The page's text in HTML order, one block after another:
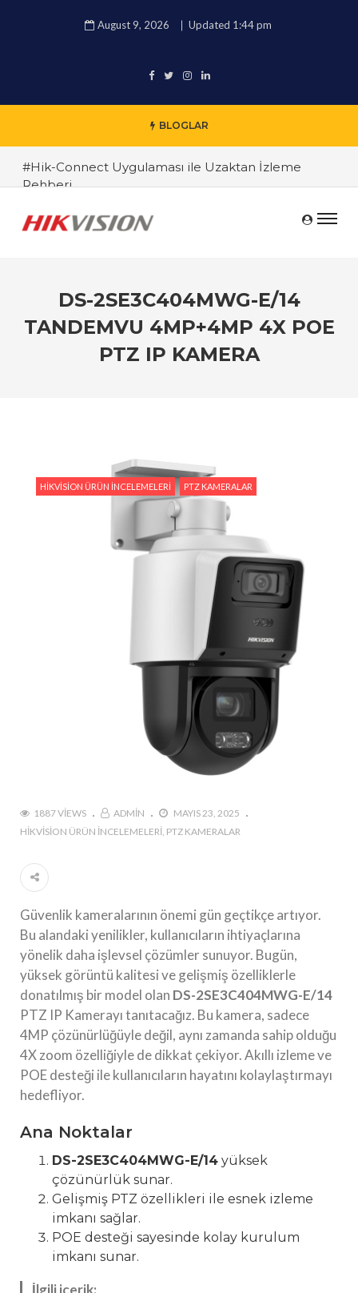
August 9, 2026 Updated 1:44 pm
BLOGLAR
#Hik-Connect Uygulaması ile Uzaktan İzleme
Rehberi
#Hikvision 4K IP Kamera İncelemesi
#Endüstriyel Güvenlik Çözümleri ile İşyerinizi
Koruyun
#TRT Haber Güvenlik Kamerası Alırken Nelere
Dikkat Edilmeli ? Güvenlik Kamera Uzmanı Pc
#Hikvision AI Teknolojileri ile Güvenlikte Yeni
#Yapay Zeka Destekli Kamera Sistemlerinin
#Hikvision Akıllı Video İzleme: Özellikler ve
DS-2SE3C404MWG-E/14
TANDEMVU 4MP+4MP 4X POE
PTZ IP KAMERA
HIKVISION ÜRÜN İNCELEMELERI PTZ KAMERALAR
1887 VIEWS ADMIN
MAYIS 23, 2025
HIKVISION ÜRÜN İNCELEMELERI PTZ KAMERALAR
Güvenlik kameralarının önemi gün geçtikçe artıyor.
Bu alandaki yenilikler, kullanıcıların ihtiyaçlarına
yönelik daha işlevsel çözümler sunuyor. Bugün,
yüksek görüntü kalitesi ve gelişmiş özelliklerle
donatılmış bir model olan DS-2SE3C404MWG-E/14
PTZ IP Kamerayı tanıtacağız. Bu kamera, sadece
4MP çözünürlüğüyle değil, aynı zamanda sahip olduğu
4X zoom özelliğiyle de dikkat çekiyor. Akıllı izleme ve
POE desteği ile kullanıcıların hayatını kolaylaştırmayı
hedefliyor.
Ana Noktalar
DS-2SE3C404MWG-E/14 yüksek
çözünürlük sunar.
Gelişmiş PTZ özellikleri ile esnek izleme
imkanı sağlar.
POE desteği sayesinde kolay kurulum
imkanı sunar.
İlgili içerik: